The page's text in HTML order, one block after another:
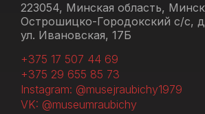
223054, Минская область,
Острошицко-Городокский с/с,
ул. Ивановская, 17Б
+375 17 507 44 69
+375 29 655 85 73
Instagram: @musejraubichy1979
VK: @museumraubichy